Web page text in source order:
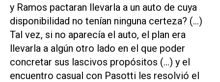
y Ramos pactaran llevarla a un auto de cuya
disponibilidad no tenían ninguna certeza? (…)
Tal vez, si no aparecía el auto, el plan era
llevarla a algún otro lado en el que poder
concretar sus lascivos propósitos (…) y el
encuentro casual con Pasotti les resolvió el